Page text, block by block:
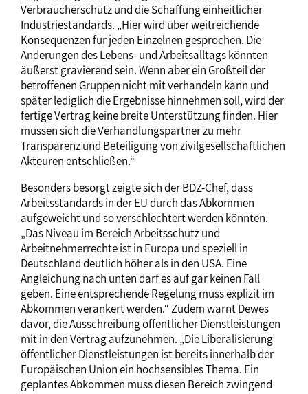
Verbraucherschutz und die Schaffung einheitlicher
Industriestandards. „Hier wird über weitreichende
Konsequenzen für jeden Einzelnen gesprochen. Die
Änderungen des Lebens- und Arbeitsalltags könnten
äußerst gravierend sein. Wenn aber ein Großteil der
betroffenen Gruppen nicht mit verhandeln kann und
später lediglich die Ergebnisse hinnehmen soll, wird der
fertige Vertrag keine breite Unterstützung finden. Hier
müssen sich die Verhandlungspartner zu mehr
Transparenz und Beteiligung von zivilgesellschaftlichen
Akteuren entschließen.“
Besonders besorgt zeigte sich der BDZ-Chef, dass
Arbeitsstandards in der EU durch das Abkommen
aufgeweicht und so verschlechtert werden könnten.
„Das Niveau im Bereich Arbeitsschutz und
Arbeitnehmerrechte ist in Europa und speziell in
Deutschland deutlich höher als in den USA. Eine
Angleichung nach unten darf es auf gar keinen Fall
geben. Eine entsprechende Regelung muss explizit im
Abkommen verankert werden.“ Zudem warnt Dewes
davor, die Ausschreibung öffentlicher Dienstleistungen
mit in den Vertrag aufzunehmen. „Die Liberalisierung
öffentlicher Dienstleistungen ist bereits innerhalb der
Europäischen Union ein hochsensibles Thema. Ein
geplantes Abkommen muss diesen Bereich zwingend